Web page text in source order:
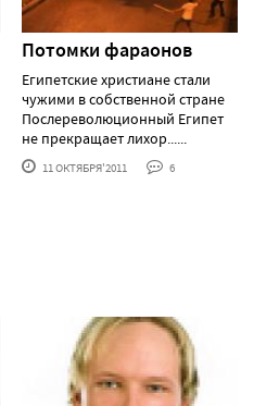
Потомки фараонов
Египетские христиане стали
чужими в собственной стране
Послереволюционный Египет
не прекращает лихор......
11 ОКТЯБРЯ'2011 6